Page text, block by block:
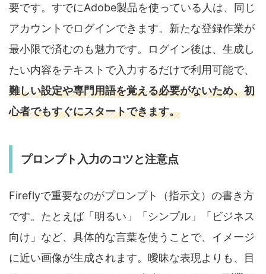
要です。すでにAdobe製品を使っている人は、同じ
アカウントでログインできます。新たな登録作業が
最小限で済むのも魅力です。ログイン後は、生成し
たい内容をテキストで入力するだけで利用可能で、
難しい設定や専門用語を覚える必要がないため、初
心者でもすぐにスタートできます。
プロンプト入力のコツと注意点
Fireflyで重要なのがプロンプト（指示文）の書き方
です。たとえば「明るい」「シンプル」「ビジネス
向け」など、具体的な言葉を使うことで、イメージ
に近い画像が生成されます。曖昧な表現よりも、目